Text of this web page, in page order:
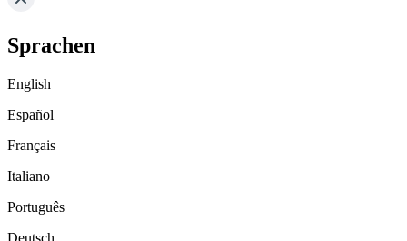
Sprachen
English
Español
Français
Italiano
Português
Deutsch